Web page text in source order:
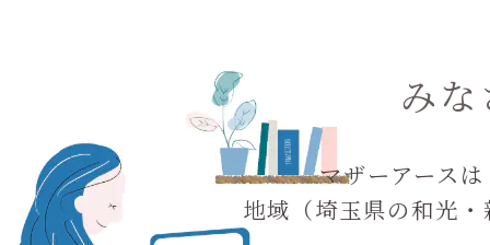
み
マザーアース
地域（埼玉県の和光